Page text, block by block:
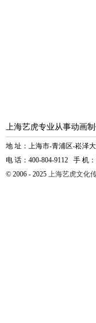
上海艺虎专业从事动画
地 址：上海市-青浦区-崧泽大
电 话：400-804-9112 手 机
© 2006 - 2025 上海艺虎文化